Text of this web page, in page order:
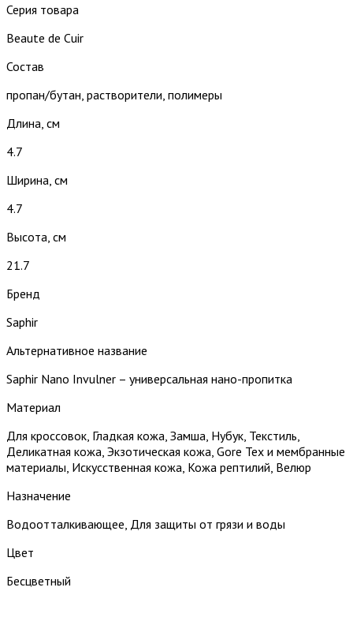
Серия товара
Beaute de Cuir
Состав
пропан/бутан, растворители, полимеры
Длина, см
4.7
Ширина, см
4.7
Высота, см
21.7
Бренд
Saphir
Альтернативное название
Saphir Nano Invulner – универсальная нано-пропитка
Материал
Для кроссовок, Гладкая кожа, Замша, Нубук, Текстиль,
Деликатная кожа, Экзотическая кожа, Gore Tex и мембранные
материалы, Искусственная кожа, Кожа рептилий, Велюр
Назначение
Водоотталкивающее, Для защиты от грязи и воды
Цвет
Бесцветный